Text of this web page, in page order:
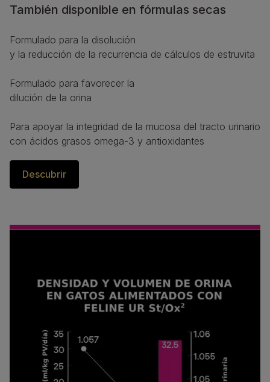
También disponible en fórmulas secas
Formulado para la disolución
y la reducción de la recurrencia de cálculos de estruvita
Formulado para favorecer la
dilución de la orina
Para apoyar la integridad de la mucosa del tracto urinario
con ácidos grasos omega-3 y antioxidantes
Descubrir